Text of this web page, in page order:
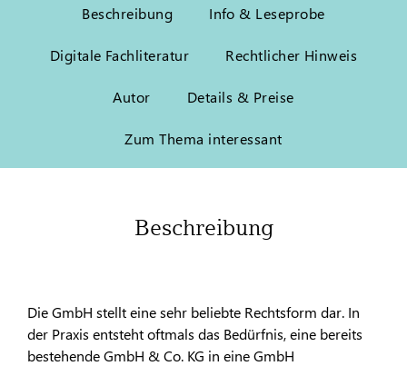
Beschreibung Info & Leseprobe
Digitale Fachliteratur Rechtlicher Hinweis
Autor Details & Preise
Zum Thema interessant
Beschreibung
Die GmbH stellt eine sehr beliebte Rechtsform dar. In
der Praxis entsteht oftmals das Bedürfnis, eine bereits
bestehende GmbH & Co. KG in eine GmbH